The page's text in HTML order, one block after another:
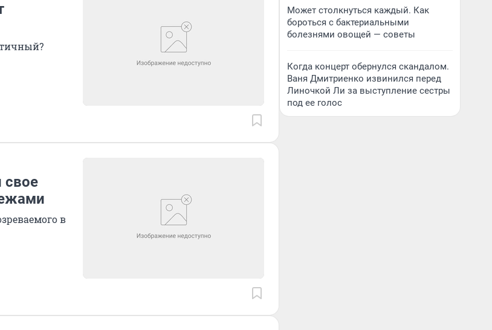
свое
в
Может столкнуться каждый. Как
бороться с бактериальными
болезнями овощей — советы
Когда концерт обернулся скандалом.
Ваня Дмитриенко извинился перед
Линочкой Ли за выступление сестры
под ее голос